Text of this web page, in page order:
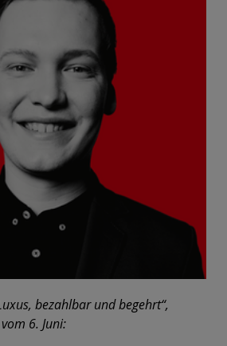
bezahlbar und begehrt“,
6. Juni: